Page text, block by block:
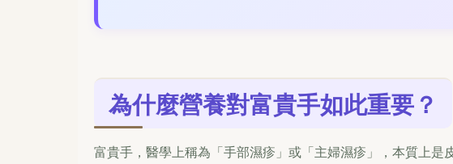
為什麼營養對富貴手如此重要？
富貴手，醫學上稱為「手部濕疹」或「主婦濕疹」，本質上